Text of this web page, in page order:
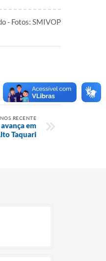
- Fotos: SMIVOP
RECENTE
em
Taquari